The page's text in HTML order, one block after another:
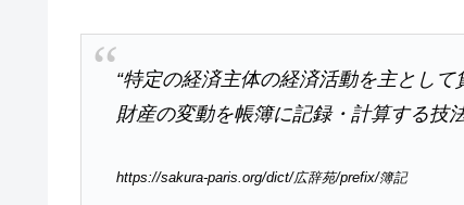
“特定の経済主体の経済活動を主とし
財産の変動を帳簿に記録・計算する技
https://sakura-paris.org/dict/広辞苑/prefix/簿記